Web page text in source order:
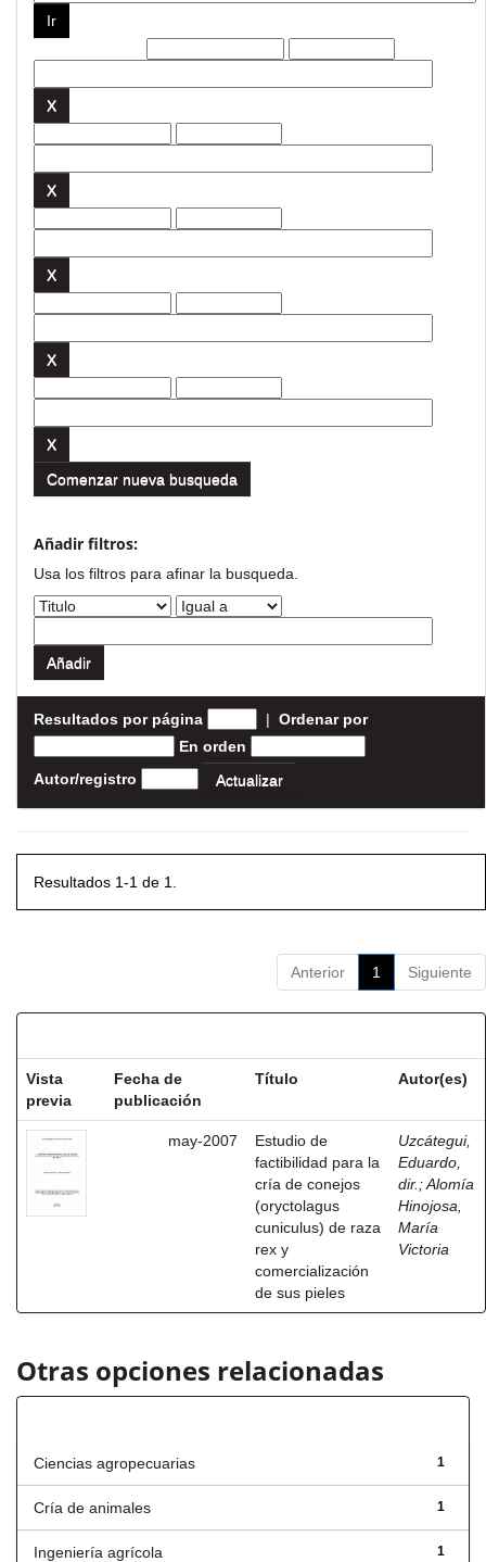
Comenzar nueva busqueda
Añadir filtros:
Usa los filtros para afinar la busqueda.
Resultados por página | Ordenar por
En orden
Autor/registro
Resultados 1-1 de 1.
Anterior 1 Siguiente
Vista
previa
Fecha de
publicación
Título Autor(es)
may-2007
Estudio de
factibilidad para la
cría de conejos
(oryctolagus
cuniculus) de raza
rex y
comercialización
de sus pieles
Uzcátegui,
Eduardo,
dir. ;Alomía
Hinojosa,
María
Victoria
Otras opciones relacionadas
1
Ciencias agropecuarias
1
Cría de animales
1
Ingeniería agrícola